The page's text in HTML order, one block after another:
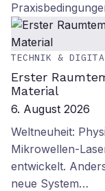
TECHNIK &
Erster
Material
6. August 2026
Weltneuheit:
Mikrowellen-
entwickelt.
neue System…